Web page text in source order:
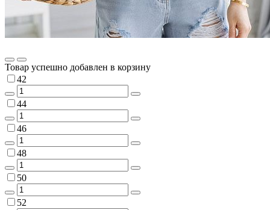
Товар успешно добавлен в корзину
42
44
46
48
50
52